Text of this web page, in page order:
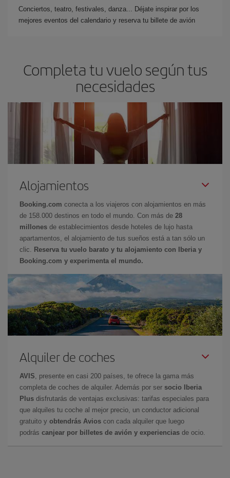
Conciertos, teatro, festivales, danza... Déjate inspirar por los
mejores eventos del calendario y reserva tu billete de avión
Completa tu vuelo según tus
necesidades
Alojamientos
Booking.com conecta a los viajeros con alojamientos en más
de 158.000 destinos en todo el mundo. Con más de 28
millones de establecimientos desde hoteles de lujo hasta
apartamentos, el alojamiento de tus sueños está a tan sólo un
clic.
Reserva tu vuelo barato y tu alojamiento con Iberia y
Booking.com y experimenta el mundo.
Alquiler de coches
AVIS , presente en casi 200 países, te ofrece la gama más
completa de coches de alquiler. Además por ser socio Iberia
Plus disfrutarás de ventajas exclusivas: tarifas especiales para
que alquiles tu coche al mejor precio, un conductor adicional
gratuito y obtendrás Avios con cada alquiler que luego
podrás canjear por billetes de avión y experiencias de ocio.